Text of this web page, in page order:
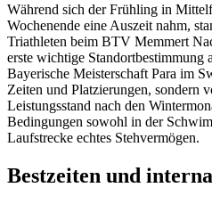
Während sich der Frühling in
Wochenende eine Auszeit nahm,
Triathleten beim BTV Memmert
erste wichtige Standortbestimmung
Bayerische Meisterschaft Para im
Zeiten und Platzierungen, sondern
Leistungsstand nach den
Bedingungen sowohl in der
Laufstrecke echtes Stehvermögen.
Bestzeiten und